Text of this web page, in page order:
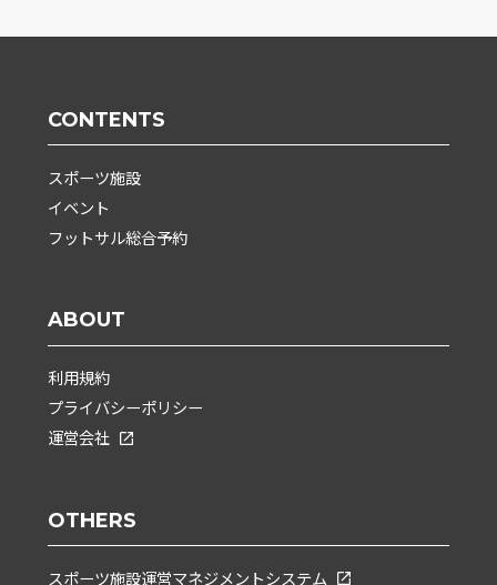
CONTENTS
スポーツ施設
イベント
フットサル総合予約
ABOUT
利用規約
プライバシーポリシー
運営会社
OTHERS
スポーツ施設運営マネジメントシステム